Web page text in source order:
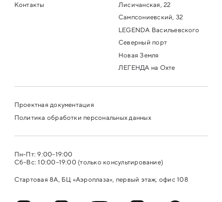
Контакты
Лисичанская, 22
Сампсониевский, 32
LEGENDA Васильевского
Северный порт
Новая Земля
ЛЕГЕНДА на Охте
Проектная документация
Политика обработки персональных данных
Пн–Пт: 9:00–19:00
Сб–Вс: 10:00–19:00 (только консультирование)
Стартовая 8А, БЦ «Аэроплаза», первый этаж, офис 108